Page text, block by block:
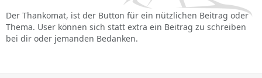
Der Thankomat, ist der Button für ein nützlichen Beitrag oder
Thema. User können sich statt extra ein Beitrag zu schreiben
bei dir oder jemanden Bedanken.